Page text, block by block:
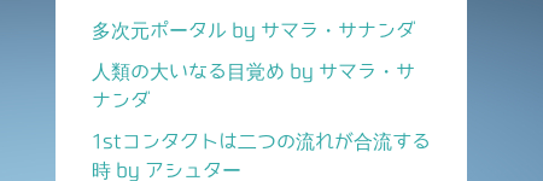
多次元ポータル by サマラ・サナンダ
人類の大いなる目覚め by サマラ・サ
ナンダ
1stコンタクトは二つの流れが合流する
時 by アシュター